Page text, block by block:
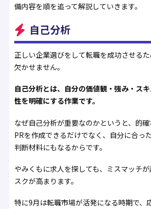
備内容を順を追って解説していきます。
自己分析
正しい企業選びをして転職を成功させる
欠かせません。
自己分析とは、自分の価値観・強み・ス
性を明確にする作業です。
なぜ自己分析が重要なのかというと、的
PRを作成できるだけでなく、自分に合っ
判断材料にもなるからです。
やみくもに求人を探しても、ミスマッチ
スクが高まります。
特に9月は転職市場が活発になる時期で、